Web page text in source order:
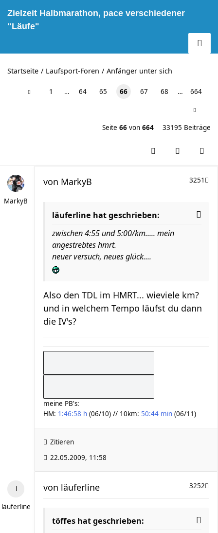
Zielzeit Halbmarathon, pace verschiedener
"Läufe"
Startseite Laufsport-Foren Anfänger unter sich
1 … 64 65 66 67 68 … 664
Seite 66 von 664 33195 Beiträge
MarkyB
3251
von MarkyB
läuferline hat geschrieben:
zwischen 4:55 und 5:00/km..... mein
angestrebtes hmrt.
neuer versuch, neues glück....
Also den TDL im HMRT... wieviele km?
und in welchem Tempo läufst du dann
die IV's?
meine PB's:
HM: 1:46:58 h (06/10) // 10km: 50:44 min (06/11)
Zitieren
22.05.2009, 11:58
läuferline
3252
von läuferline
töffes hat geschrieben: